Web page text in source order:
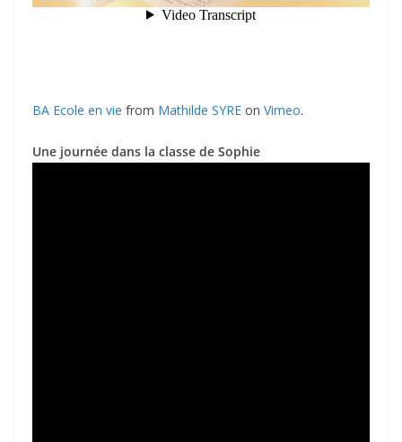
BA Ecole en vie from Mathilde SYRE on Vimeo.
Une journée dans la classe de Sophie